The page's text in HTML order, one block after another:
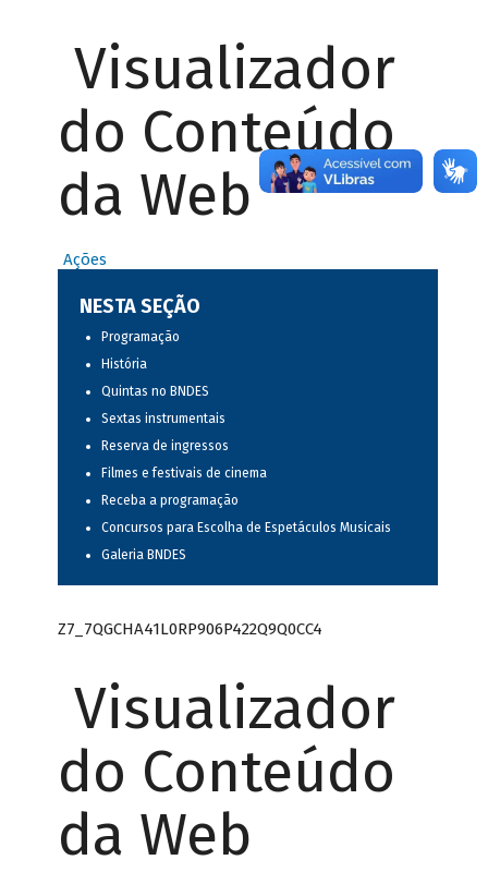
Visualizador
do Conteúdo
da Web
Ações
NESTA SEÇÃO
Programação
História
Quintas no BNDES
Sextas instrumentais
Reserva de ingressos
Filmes e festivais de cinema
Receba a programação
Concursos para Escolha de Espetáculos Musicais
Galeria BNDES
Z7_7QGCHA41L0RP906P422Q9Q0CC4
Visualizador
do Conteúdo
da Web